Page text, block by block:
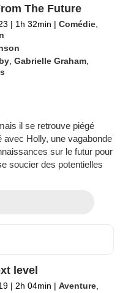
The Future
| 1h 32min | Comédie
,Gabrielle Graham
il se retrouve piégé
Holly, une vagabonde
sur le futur pour
soucier des potentielles
level
| 2h 04min | Aventure